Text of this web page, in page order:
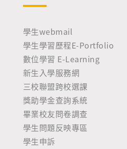
學生webmail
學生學習歷程E-Portfolio
數位學習 E-Learning
新生入學服務網
三校聯盟跨校選課
獎助學金查詢系統
畢業校友問卷調查
學生問題反映專區
學生申訴